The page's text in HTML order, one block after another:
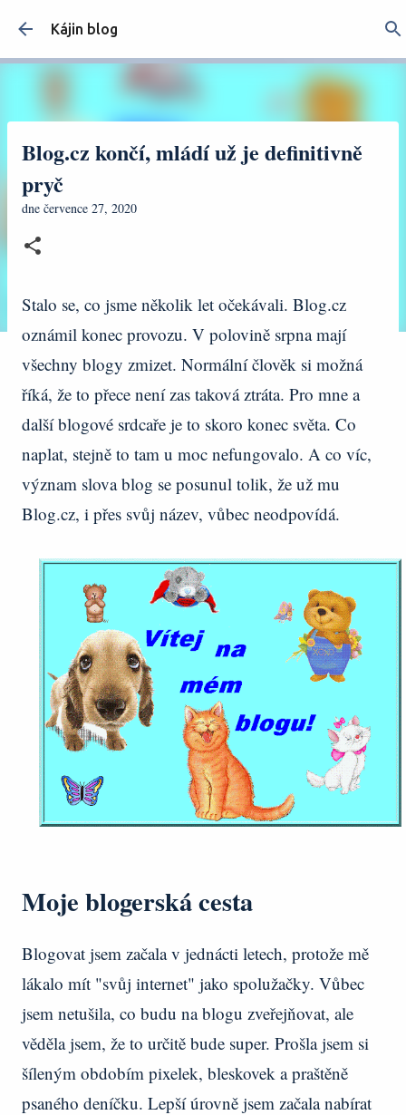
Kájin blog
Blog.cz končí, mládí už je definitivně
pryč
dne července 27, 2020
Stalo se, co jsme několik let očekávali. Blog.cz
oznámil konec provozu. V polovině srpna mají
všechny blogy zmizet. Normální člověk si možná
říká, že to přece není zas taková ztráta. Pro mne a
další blogové srdcaře je to skoro konec světa. Co
naplat, stejně to tam u moc nefungovalo. A co víc,
význam slova blog se posunul tolik, že už mu
Blog.cz, i přes svůj název, vůbec neodpovídá.
Moje blogerská cesta
Blogovat jsem začala v jednácti letech, protože mě
lákalo mít "svůj internet" jako spolužačky. Vůbec
jsem netušila, co budu na blogu zveřejňovat, ale
věděla jsem, že to určitě bude super. Prošla jsem si
šíleným obdobím pixelek, bleskovek a praštěně
psaného deníčku. Lepší úrovně jsem začala nabírat